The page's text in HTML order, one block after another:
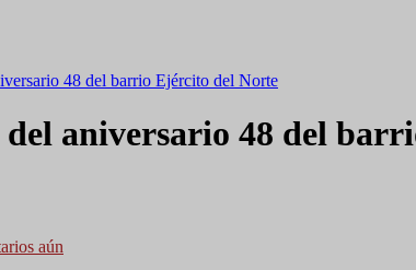
48 del barrio Ejército del Norte
aniversario 48 del
aún